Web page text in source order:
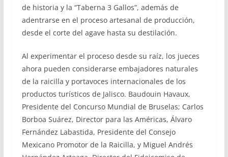
de historia y la “Taberna 3 Gallos”, además de
adentrarse en el proceso artesanal de producción,
desde el corte del agave hasta su destilación.
Al experimentar el proceso desde su raíz, los jueces
ahora pueden considerarse embajadores naturales
de la raicilla y portavoces internacionales de los
productos turísticos de Jalisco. Baudouin Havaux,
Presidente del Concurso Mundial de Bruselas; Carlos
Borboa Suárez, Director para las Américas, Álvaro
Fernández Labastida, Presidente del Consejo
Mexicano Promotor de la Raicilla, y Miguel Andrés